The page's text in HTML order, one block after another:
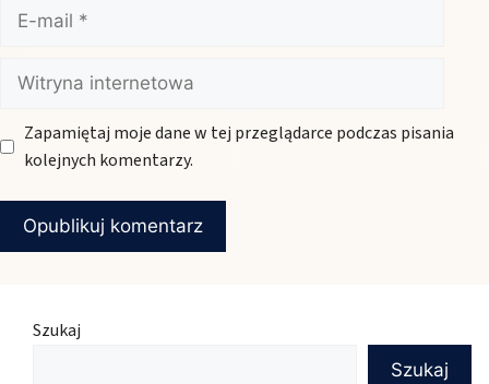
mail
Witryna
internetowa
Zapamiętaj moje dane w tej przeglądarce podczas pisania
kolejnych komentarzy.
Szukaj
Szukaj